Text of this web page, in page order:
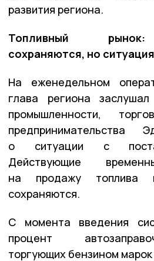
развития региона.
Топливный рынок:
сохраняются, но
На еженедельном
глава региона заслушал
промышленности,
предпринимательства
о ситуации с
Действующие
на продажу топлива
сохраняются.
С момента введения
процент
торгующих бензином марок